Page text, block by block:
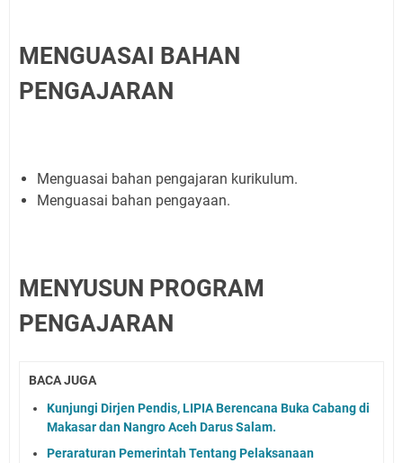
MENGUASAI BAHAN
PENGAJARAN
Menguasai bahan pengajaran kurikulum.
Menguasai bahan pengayaan.
MENYUSUN PROGRAM
PENGAJARAN
BACA JUGA
Kunjungi Dirjen Pendis, LIPIA Berencana Buka Cabang di
Makasar dan Nangro Aceh Darus Salam.
Peraraturan Pemerintah Tentang Pelaksanaan